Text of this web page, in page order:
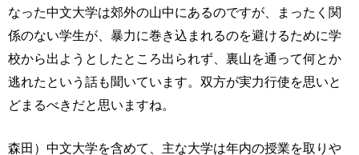
なった中文大学は郊外の山中にあるのですが、まったく関
係のない学生が、暴力に巻き込まれるのを避けるために学
校から出ようとしたところ出られず、裏山を通って何とか
逃れたという話も聞いています。双方が実力行使を思いと
どまるべきだと思いますね。
森田）中文大学を含めて、主な大学は年内の授業を取りや